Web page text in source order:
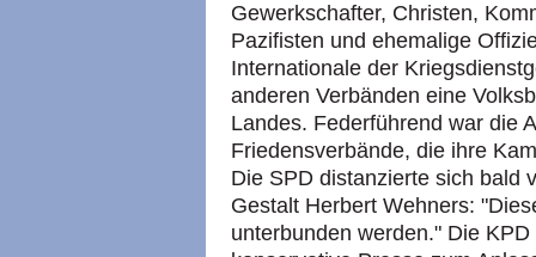
Gewerkschafter, Christen,
Pazifisten und ehemalige
Internationale der
anderen Verbänden eine
Landes. Federführend war die
Friedensverbände, die ihre
Die SPD distanzierte sich bald
Gestalt Herbert Wehners:
unterbunden werden." Die